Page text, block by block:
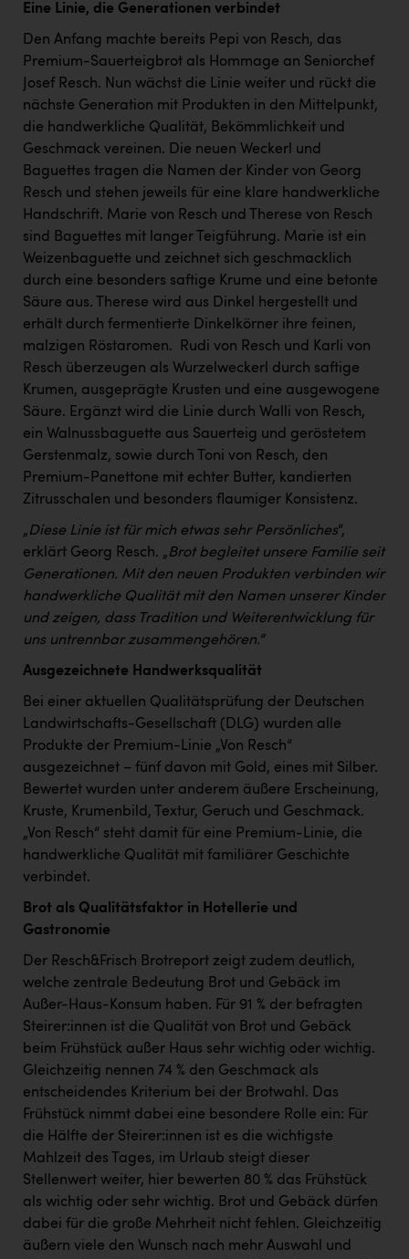
Dopgas
kontakt
Eine Linie, die Generationen verbindet
Den Anfang machte bereits Pepi von Resch, das
Premium-Sauerteigbrot als Hommage an Seniorchef
Josef Resch. Nun wächst die Linie weiter und rückt die
nächste Generation mit Produkten in den Mittelpunkt,
die handwerkliche Qualität, Bekömmlichkeit und
Geschmack vereinen. Die neuen Weckerl und
Baguettes tragen die Namen der Kinder von Georg
Resch und stehen jeweils für eine klare handwerkliche
Handschrift. Marie von Resch und Therese von Resch
sind Baguettes mit langer Teigführung. Marie ist ein
Weizenbaguette und zeichnet sich geschmacklich
durch eine besonders saftige Krume und eine betonte
Säure aus. Therese wird aus Dinkel hergestellt und
erhält durch fermentierte Dinkelkörner ihre feinen,
malzigen Röstaromen. Rudi von Resch und Karli von
Resch überzeugen als Wurzelweckerl durch saftige
Krumen, ausgeprägte Krusten und eine ausgewogene
Säure. Ergänzt wird die Linie durch Walli von Resch,
ein Walnussbaguette aus Sauerteig und geröstetem
Gerstenmalz, sowie durch Toni von Resch, den
Premium-Panettone mit echter Butter, kandierten
Zitrusschalen und besonders flaumiger Konsistenz.
„Diese Linie ist für mich etwas sehr Persönliches“,
erklärt Georg Resch. „Brot begleitet unsere Familie seit
Generationen. Mit den neuen Produkten verbinden wir
handwerkliche Qualität mit den Namen unserer Kinder
und zeigen, dass Tradition und Weiterentwicklung für
uns untrennbar zusammengehören.“
Ausgezeichnete Handwerksqualität
Bei einer aktuellen Qualitätsprüfung der Deutschen
Landwirtschafts-Gesellschaft (DLG) wurden alle
Produkte der Premium-Linie „Von Resch“
ausgezeichnet – fünf davon mit Gold, eines mit Silber.
Bewertet wurden unter anderem äußere Erscheinung,
Kruste, Krumenbild, Textur, Geruch und Geschmack.
„Von Resch“ steht damit für eine Premium-Linie, die
handwerkliche Qualität mit familiärer Geschichte
verbindet.
Brot als Qualitätsfaktor in Hotellerie und
Gastronomie
Der Resch&Frisch Brotreport zeigt zudem deutlich,
welche zentrale Bedeutung Brot und Gebäck im
Außer-Haus-Konsum haben. Für 91 % der befragten
Steirer:innen ist die Qualität von Brot und Gebäck
beim Frühstück außer Haus sehr wichtig oder wichtig.
Gleichzeitig nennen 74 % den Geschmack als
entscheidendes Kriterium bei der Brotwahl. Das
Frühstück nimmt dabei eine besondere Rolle ein: Für
die Hälfte der Steirer:innen ist es die wichtigste
Mahlzeit des Tages, im Urlaub steigt dieser
Stellenwert weiter, hier bewerten 80 % das Frühstück
als wichtig oder sehr wichtig. Brot und Gebäck dürfen
dabei für die große Mehrheit nicht fehlen. Gleichzeitig
äußern viele den Wunsch nach mehr Auswahl und